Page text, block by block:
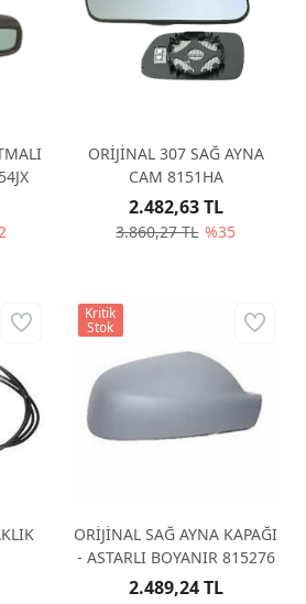
8154JX
ORİJİNAL 307 SAĞ AYNA
CAM 8151HA
3.860,27 TL %35
2.482,63 TL
ORİJİNAL SAĞ AYNA KAPAĞI
- ASTARLI BOYANIR 815276
2.489,24 TL
Kritik
Stok